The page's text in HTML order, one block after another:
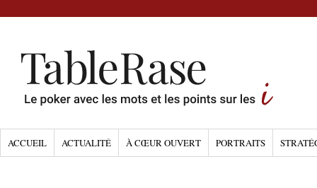
ACCUEIL ACTUALITÉ À CŒUR OUVERT PORTRAITS